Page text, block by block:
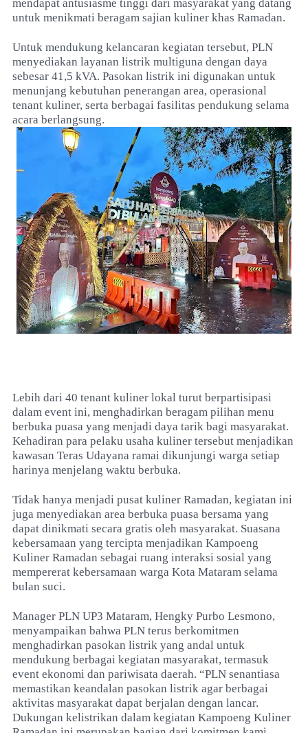
mendapat antusiasme tinggi dari masyarakat yang datang
untuk menikmati beragam sajian kuliner khas Ramadan.
Untuk mendukung kelancaran kegiatan tersebut, PLN
menyediakan layanan listrik multiguna dengan daya
sebesar 41,5 kVA. Pasokan listrik ini digunakan untuk
menunjang kebutuhan penerangan area, operasional
tenant kuliner, serta berbagai fasilitas pendukung selama
acara berlangsung.
Lebih dari 40 tenant kuliner lokal turut berpartisipasi
dalam event ini, menghadirkan beragam pilihan menu
berbuka puasa yang menjadi daya tarik bagi masyarakat.
Kehadiran para pelaku usaha kuliner tersebut menjadikan
kawasan Teras Udayana ramai dikunjungi warga setiap
harinya menjelang waktu berbuka.
Tidak hanya menjadi pusat kuliner Ramadan, kegiatan ini
juga menyediakan area berbuka puasa bersama yang
dapat dinikmati secara gratis oleh masyarakat. Suasana
kebersamaan yang tercipta menjadikan Kampoeng
Kuliner Ramadan sebagai ruang interaksi sosial yang
mempererat kebersamaan warga Kota Mataram selama
bulan suci.
Manager PLN UP3 Mataram, Hengky Purbo Lesmono,
menyampaikan bahwa PLN terus berkomitmen
menghadirkan pasokan listrik yang andal untuk
mendukung berbagai kegiatan masyarakat, termasuk
event ekonomi dan pariwisata daerah. “PLN senantiasa
memastikan keandalan pasokan listrik agar berbagai
aktivitas masyarakat dapat berjalan dengan lancar.
Dukungan kelistrikan dalam kegiatan Kampoeng Kuliner